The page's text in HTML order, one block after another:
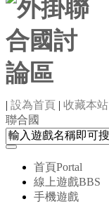
| 設為首頁 | 收藏本站
聯合國
首頁Portal
線上遊戲BBS
手機遊戲